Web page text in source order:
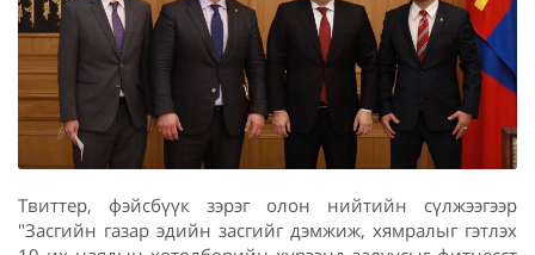
Твиттер, фэйсбүүк зэрэг олон нийтийн сүлжээгээр
"Засгийн газар эдийн засгийг дэмжиж, хямралыг гэтлэх